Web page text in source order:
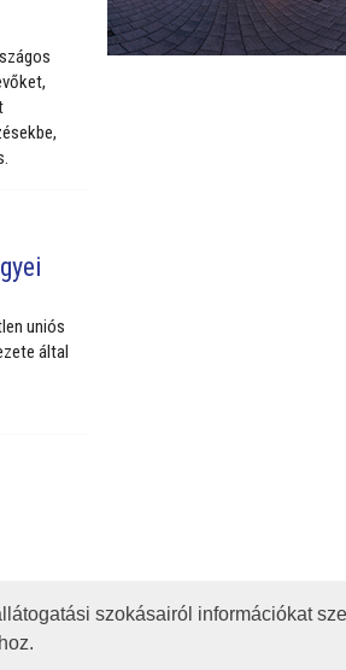
szokásairól információkat
uniós
által
KÖZÉRDEKŰ ADATOK